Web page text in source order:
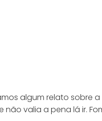
algum relato sobre
valia a pena lá ir.